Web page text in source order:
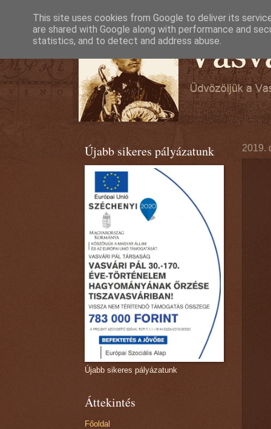
2019.
Újabb sikeres pályázatunk
Újabb sikeres pályázatunk
Áttekintés
Főoldal
This site uses cookies from Google to deliver its
are shared with Google along with performance and
statistics, and to detect and address abuse.